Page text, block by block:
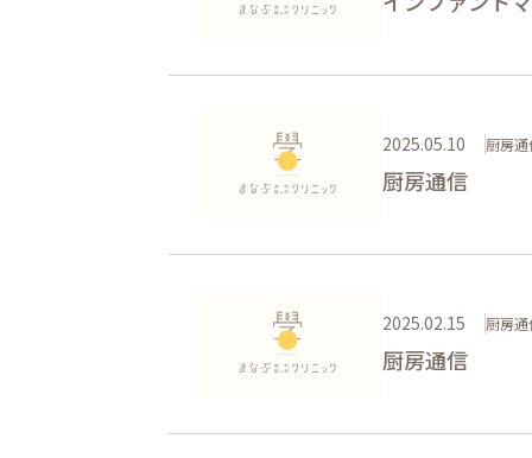
2025.05.10 厨房通
厨房通信
2025.02.15 厨房通
厨房通信